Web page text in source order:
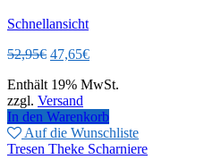
Schnellansicht
52,95€ Ursprünglicher
war:
52,95€
47,65€Aktueller
ist:
Enthält 19% MwSt.
zzgl. Versand
In den Warenkorb
Auf die Wunschliste
Tresen Theke Scharniere